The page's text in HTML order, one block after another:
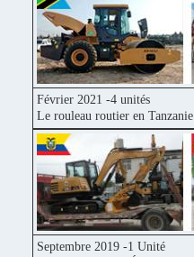
Février 2021 -4 unités
Le rouleau routier en Tanzanie
Septembre 2019 -1 Unité